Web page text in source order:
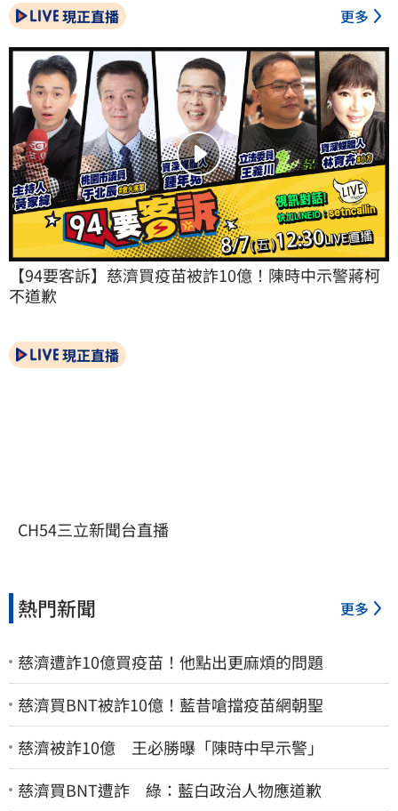
現正直播 更多
【94要客訴】慈濟買疫苗被詐10億！陳時中示警蔣柯
不道歉
現正直播
CH54三立新聞台直播
熱門新聞 更多
慈濟遭詐10億買疫苗！他點出更麻煩的問題
慈濟買BNT被詐10億！藍昔嗆擋疫苗網朝聖
慈濟被詐10億 王必勝曝「陳時中早示警」
慈濟買BNT遭詐 綠：藍白政治人物應道歉